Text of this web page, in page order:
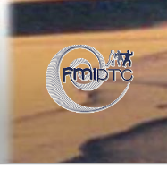
Aller
au
contenu
principal